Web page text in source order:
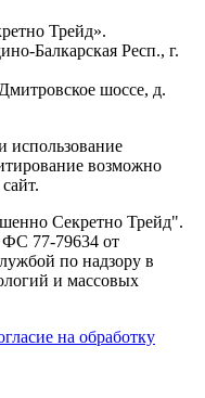
Трейд».
Балкарская Респ., г.
шоссе, д.
использование
возможно
Секретно Трейд".
77-79634 от
по надзору в
и массовых
на обработку